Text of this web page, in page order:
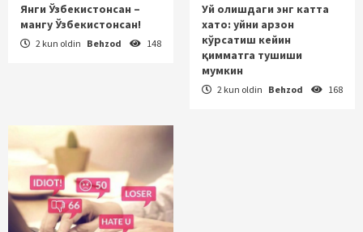
Янги Ўзбекистонсан –
мангу Ўзбекистонсан!
2 kun oldin Behzod 148
Уй олишдаги энг катта
хато: уйни арзон
кўрсатиш кейин
қимматга тушиши
мумкин
2 kun oldin Behzod 168